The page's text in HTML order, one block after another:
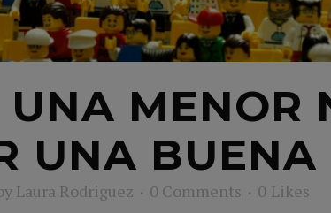
UNA MENOR
UNA
Laura Rodriguez 0 Comments 0 Likes